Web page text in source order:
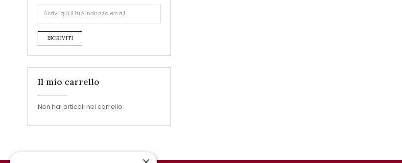
ISCRIVITI
Il mio carrello
Non hai articoli nel carrello.